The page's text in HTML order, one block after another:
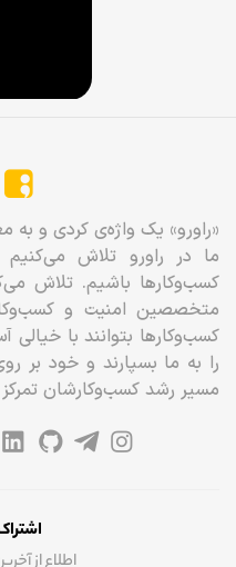
«راورو» یک واژه‌ی کردی و
ما در راورو تلاش
کسب‌وکارها باشیم. تلاش
متخصصین امنیت و
کسب‌وکارها بتوانند با
را به ما بسپارند و خود
مسیر رشد کسب‌وکارشان تمرکز